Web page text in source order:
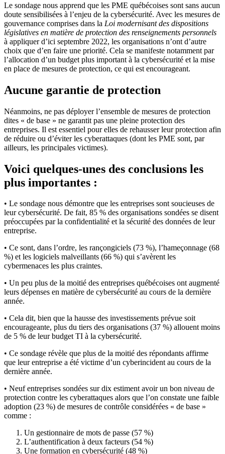
Le sondage nous apprend que les PME québécoises sont sans aucun
doute sensibilisées à l’enjeu de la cybersécurité. Avec les mesures de
gouvernance comprises dans la Loi modernisant des dispositions
législatives en matière de protection des renseignements personnels
à appliquer d’ici septembre 2022, les organisations n’ont d’autre
choix que d’en faire une priorité. Cela se manifeste notamment par
l’allocation d’un budget plus important à la cybersécurité et la mise
en place de mesures de protection, ce qui est encourageant.
Aucune garantie de protection
Néanmoins, ne pas déployer l’ensemble de mesures de protection
dites « de base » ne garantit pas une pleine protection des
entreprises. Il est essentiel pour elles de rehausser leur protection afin
de réduire ou d’éviter les cyberattaques (dont les PME sont, par
ailleurs, les principales victimes).
Voici quelques-unes des conclusions les
plus importantes :
• Le sondage nous démontre que les entreprises sont soucieuses de
leur cybersécurité. De fait, 85 % des organisations sondées se disent
préoccupées par la confidentialité et la sécurité des données de leur
entreprise.
• Ce sont, dans l’ordre, les rançongiciels (73 %), l’hameçonnage (68
%) et les logiciels malveillants (66 %) qui s’avèrent les
cybermenaces les plus craintes.
• Un peu plus de la moitié des entreprises québécoises ont augmenté
leurs dépenses en matière de cybersécurité au cours de la dernière
année.
• Cela dit, bien que la hausse des investissements prévue soit
encourageante, plus du tiers des organisations (37 %) allouent moins
de 5 % de leur budget TI à la cybersécurité.
• Ce sondage révèle que plus de la moitié des répondants affirme
que leur entreprise a été victime d’un cyberincident au cours de la
dernière année.
• Neuf entreprises sondées sur dix estiment avoir un bon niveau de
protection contre les cyberattaques alors que l’on constate une faible
adoption (23 %) de mesures de contrôle considérées « de base »
comme :
Un gestionnaire de mots de passe (57 %)
L’authentification à deux facteurs (54 %)
Une formation en cybersécurité (48 %)